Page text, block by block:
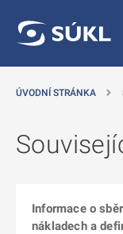
ÚVODNÍ STRÁNKA
Informace o
nákladech a